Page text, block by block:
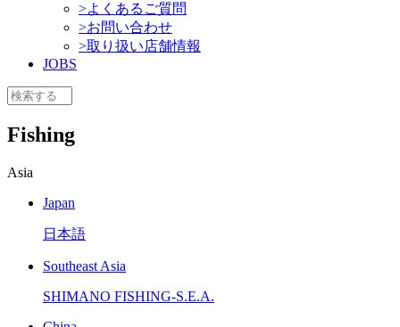
>よくあるご質問
>お問い合わせ
>取り扱い店舗情報
JOBS
Fishing
Asia
Japan
日本語
Southeast Asia
SHIMANO FISHING-S.E.A.